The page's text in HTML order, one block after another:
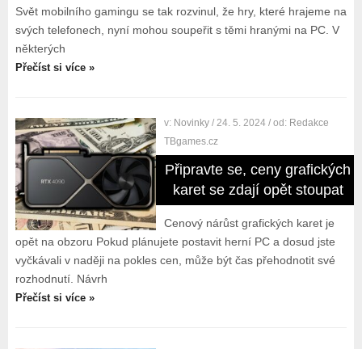
Svět mobilního gamingu se tak rozvinul, že hry, které hrajeme na
svých telefonech, nyní mohou soupeřit s těmi hranými na PC. V
některých
Přečíst si více »
v: Novinky / 24. 5. 2024 / od: Redakce
TBgames.cz
Připravte se, ceny grafických
karet se zdají opět stoupat
Cenový nárůst grafických karet je
opět na obzoru Pokud plánujete postavit herní PC a dosud jste
vyčkávali v naději na pokles cen, může být čas přehodnotit své
rozhodnutí. Návrh
Přečíst si více »